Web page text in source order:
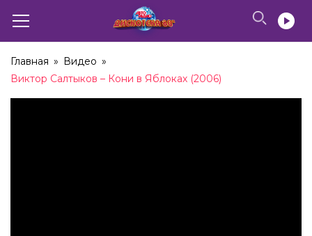
Главная » Видео »
Виктор Салтыков – Кони в Яблоках (2006)